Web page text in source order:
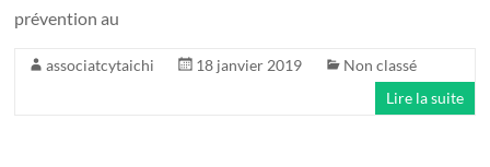
prévention au
associatcytaichi 18 janvier 2019
Non classé
Lire la suite